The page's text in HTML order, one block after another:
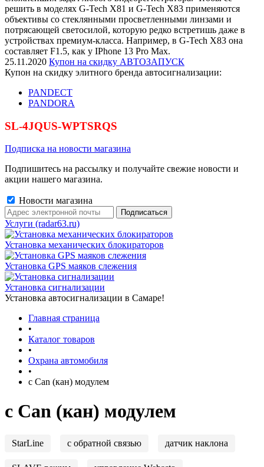
решить в моделях G-Tech X81 и G-Tech X83 применяются
объективы со стеклянными просветленными линзами и
потрясающей светосилой, которую редко встретишь даже в
устройствах премиум-класса. Например, в G-Tech X83 она
составляет F1.5, как у IPhone 13 Pro Max.
25.11.2020 Купон на скидку АВТОЗАПУСК
Купон на скидку элитного бренда автосигнализации:
PANDECT
PANDORA
SL-4JQUS-WPTSRQS
Подписка на новости магазина
Подпишитесь на рассылку и получайте свежие новости и
акции нашего магазина.
Новости магазина
Услуги (radar63.ru)
Установка механических блокираторов
Установка GPS маяков слежения
Установка сигнализации
Установка автосигнализации в Самаре!
Главная страница
•
Каталог товаров
•
Охрана автомобиля
•
с Can (кан) модулем
с Can (кан) модулем
StarLine с обратной связью датчик наклона